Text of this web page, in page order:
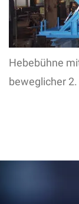
Hebebühne
beweglicher